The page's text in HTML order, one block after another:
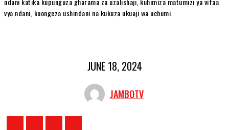
vya ndani, kuongeza ushindani na kukuza ukuaji wa uchumi.
JUNE 18, 2024
JAMBOTV